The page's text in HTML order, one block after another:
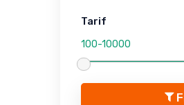
Tarif